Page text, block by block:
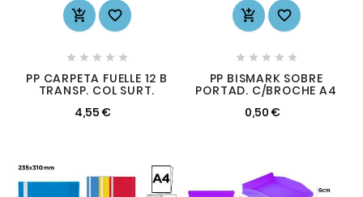
 
    
PP CARPETA FUELLE 12 B
TRANSP. COL SURT.
4,55 €
 
    
PP BISMARK SOBRE
PORTAD. C/BROCHE A4
0,50 €